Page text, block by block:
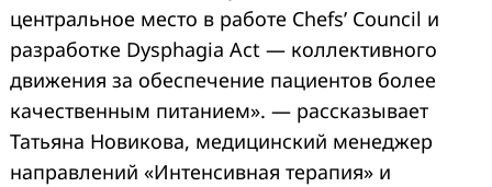
центральное место в работе Chefs’ Council и
разработке Dysphagia Act — коллективного
движения за обеспечение пациентов более
качественным питанием». — рассказывает
Татьяна Новикова, медицинский менеджер
направлений «Интенсивная терапия» и